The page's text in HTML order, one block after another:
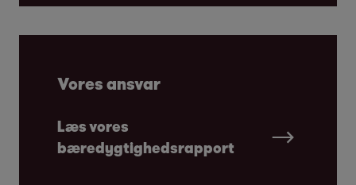
Vores ansvar
Læs vores
bæredygtighedsrapport